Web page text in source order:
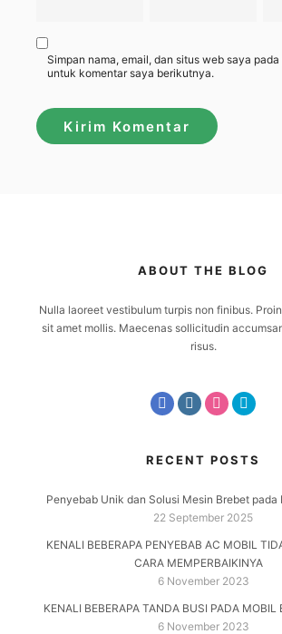
Simpan nama, email, dan situs web saya
untuk komentar saya berikutnya.
ABOUT THE BLOG
Nulla laoreet vestibulum turpis non finibus.
sit amet mollis. Maecenas sollicitudin
risus.
RECENT POSTS
Penyebab Unik dan Solusi Mesin Brebet pada
22 September 2025
KENALI BEBERAPA PENYEBAB AC MOBIL
CARA MEMPERBAIKINYA
6 November 2023
KENALI BEBERAPA TANDA BUSI PADA MOBIL
6 November 2023